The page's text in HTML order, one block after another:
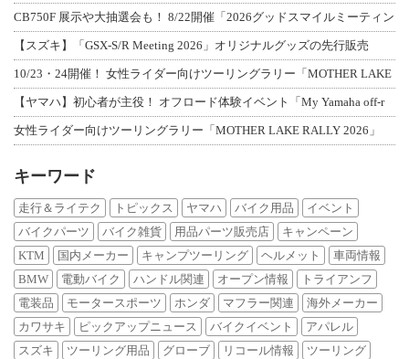
CB750F 展示や大抽選会も！ 8/22開催「2026グッドスマイルミーティン
【スズキ】「GSX-S/R Meeting 2026」オリジナルグッズの先行販売
10/23・24開催！ 女性ライダー向けツーリングラリー「MOTHER LAKE
【ヤマハ】初心者が主役！ オフロード体験イベント「My Yamaha off-r
女性ライダー向けツーリングラリー「MOTHER LAKE RALLY 2026」
キーワード
走行＆ライテク トピックス ヤマハ バイク用品
イベント
バイクパーツ
バイク雑貨 用品パーツ販売店
キャンペーン
KTM
国内メーカー キャンプツーリング ヘルメット
車両情報
BMW
電動バイク ハンドル関連 オープン情報
トライアンフ
電装品
モータースポーツ ホンダ マフラー関連
海外メーカー
カワサキ
ピックアップニュース バイクイベント
アパレル
スズキ
ツーリング用品 グローブ リコール情報 ツーリング